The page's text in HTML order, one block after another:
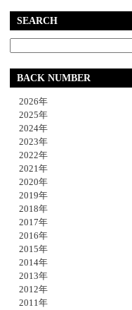
SEARCH
BACK NUMBER
2026年
2025年
2024年
2023年
2022年
2021年
2020年
2019年
2018年
2017年
2016年
2015年
2014年
2013年
2012年
2011年